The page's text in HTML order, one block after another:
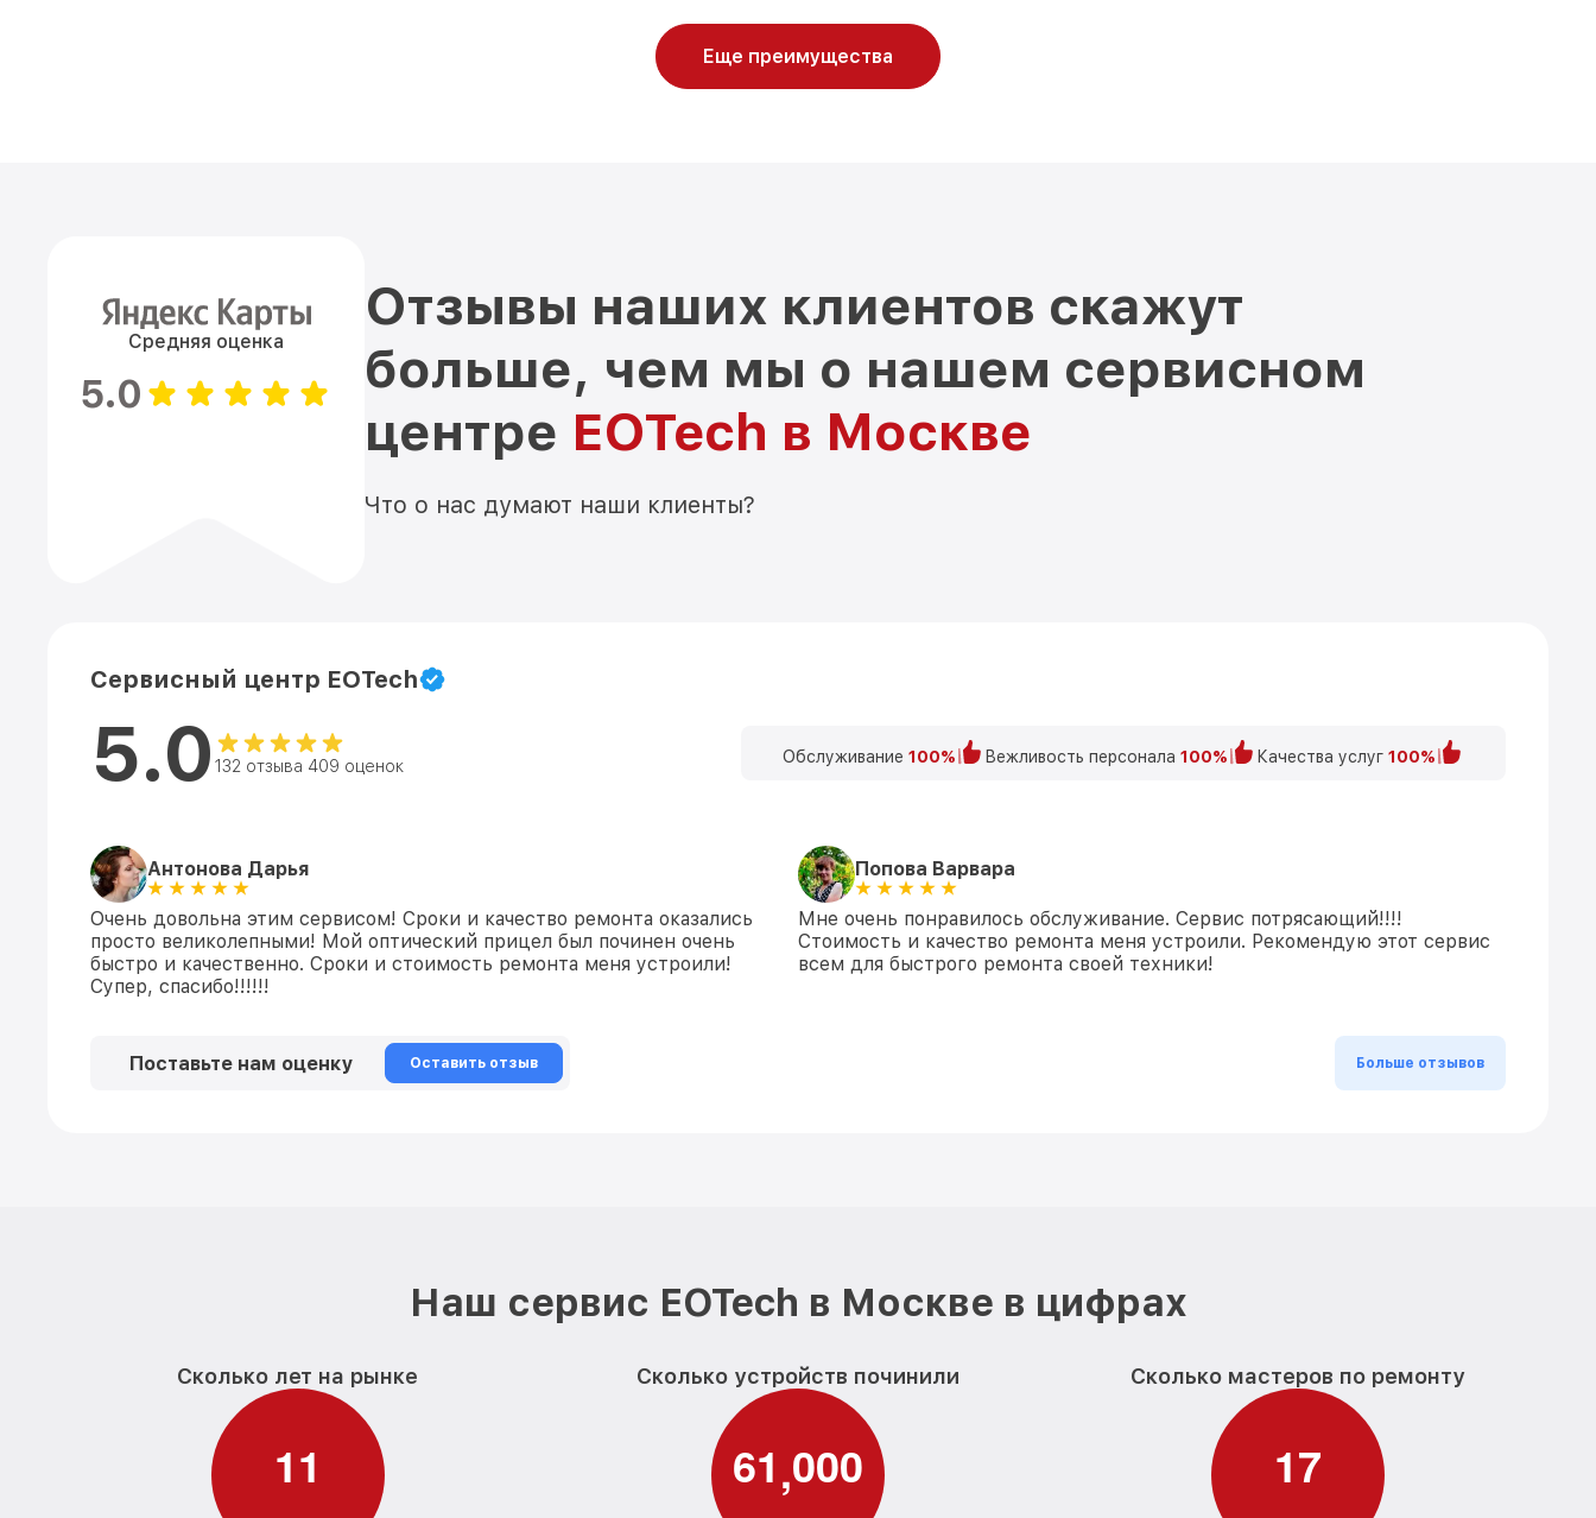
Еще преимущества
Средняя оценка
5.0
Отзывы наших клиентов скажут
больше, чем мы о нашем сервисном
центре EOTech в Москве
Что о нас думают наши клиенты?
Сервисный центр EOTech
5.0 132 отзыва 409 оценок Обслуживание 100% Вежливость персонала 100% Качества услуг 100%
Антонова Дарья
Очень довольна этим сервисом! Сроки и качество ремонта оказались
просто великолепными! Мой оптический прицел был починен очень
быстро и качественно. Сроки и стоимость ремонта меня устроили!
Супер, спасибо!!!!!!
Попова Варвара
Мне очень понравилось обслуживание. Сервис потрясающий!!!!
Стоимость и качество ремонта меня устроили. Рекомендую этот сервис
всем для быстрого ремонта своей техники!
Поставьте нам оценку Оставить отзыв Больше отзывов
Наш сервис EOTech в Москве в цифрах
Сколько лет на рынке
11
Сколько устройств починили
61,000
Сколько мастеров по ремонту
17